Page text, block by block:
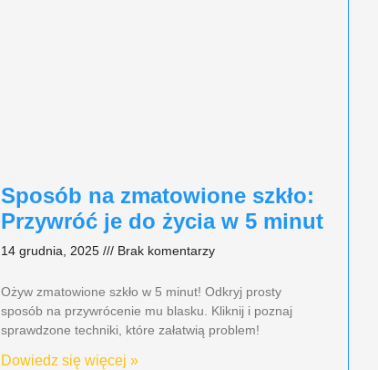
Sposób na zmatowione szkło:
Przywróć je do życia w 5 minut
14 grudnia, 2025 Brak komentarzy
Ożyw zmatowione szkło w 5 minut! Odkryj prosty
sposób na przywrócenie mu blasku. Kliknij i poznaj
sprawdzone techniki, które załatwią problem!
Dowiedz się więcej »